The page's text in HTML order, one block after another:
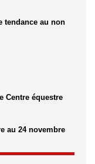
tendance au non
Centre équestre
au 24 novembre